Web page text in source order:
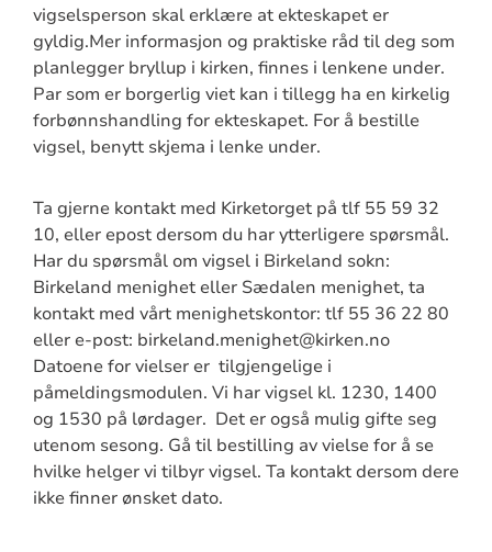
vigselsperson skal erklære at ekteskapet er
gyldig.Mer informasjon og praktiske råd til deg som
planlegger bryllup i kirken, finnes i lenkene under.
Par som er borgerlig viet kan i tillegg ha en kirkelig
forbønnshandling for ekteskapet. For å bestille
vigsel, benytt skjema i lenke under.
Ta gjerne kontakt med Kirketorget på tlf 55 59 32
10, eller epost dersom du har ytterligere spørsmål.
Har du spørsmål om vigsel i Birkeland sokn:
Birkeland menighet eller Sædalen menighet, ta
kontakt med vårt menighetskontor: tlf 55 36 22 80
eller e-post: birkeland.menighet@kirken.no
Datoene for vielser er tilgjengelige i
påmeldingsmodulen. Vi har vigsel kl. 1230, 1400
og 1530 på lørdager. Det er også mulig gifte seg
utenom sesong. Gå til bestilling av vielse for å se
hvilke helger vi tilbyr vigsel. Ta kontakt dersom dere
ikke finner ønsket dato.